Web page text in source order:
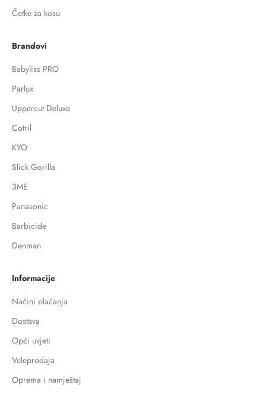
Četke za kosu
Brandovi
Babyliss PRO
Parlux
Uppercut Deluxe
Cotril
KYO
Slick Gorilla
3ME
Panasonic
Barbicide
Denman
Informacije
Načini plaćanja
Dostava
Opći uvjeti
Veleprodaja
Oprema i namještaj